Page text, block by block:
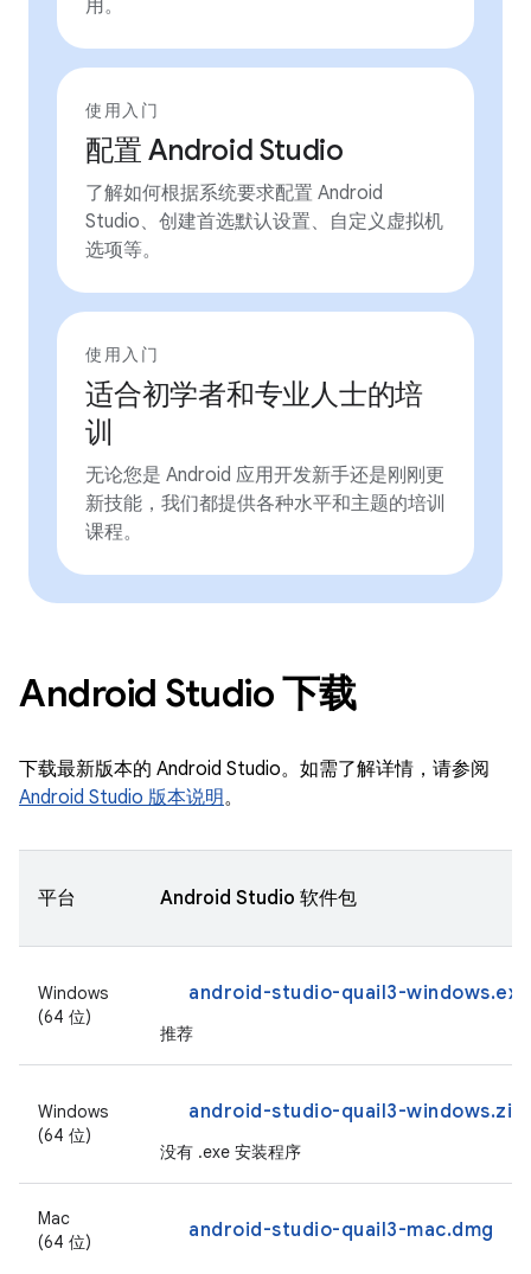
用。
使用入门
配置 Android Studio
了解如何根据系统要求配置 Android
Studio、创建首选默认设置、自定义虚拟机
选项等。
使用入门
适合初学者和专业人士的培
训
无论您是 Android 应用开发新手还是刚刚更
新技能，我们都提供各种水平和主题的培训
课程。
Android Studio 下载
下载最新版本的 Android Studio。如需了解详情，请参阅
Android Studio 版本说明。
平台 Android Studio 软件包
Windows
(64 位)
android-studio-quail3-windows.exe
推荐
Windows
(64 位)
android-studio-quail3-windows.zip
没有 .exe 安装程序
Mac
(64 位)
android-studio-quail3-mac.dmg